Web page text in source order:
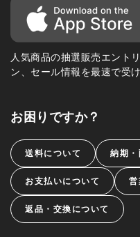
人気商品の抽選販売エント
ン、セール情報を最速で受
お困りですか？
送料について 納期・
お支払いについて 営
返品・交換について